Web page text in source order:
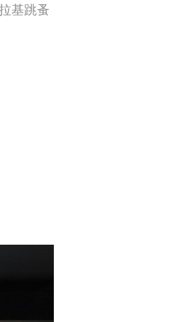
基跳蚤